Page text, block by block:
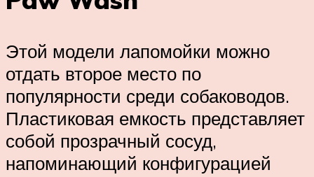
Этой модели лапомойки можно
отдать второе место по
популярности среди собаководов.
Пластиковая емкость представляет
собой прозрачный сосуд,
напоминающий конфигурацией